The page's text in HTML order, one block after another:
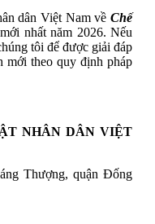
dân Việt Nam về Chế
nhất năm 2026. Nếu
tôi để được giải đáp
mới theo quy định pháp
NHÂN DÂN VIỆT
Thượng, quận Đống